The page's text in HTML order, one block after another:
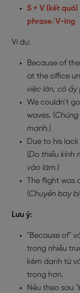
S + V (kết
phrase/V-ing
Ví dụ:
Because of
at the office
việc lớn, cô ấy
We couldn’t
waves. (
mạnh.)
Due to his
(Do thiếu kinh
vào làm.)
The flight
(Chuyến bay
Lưu ý:
"Because of"
trong nhiều
kèm danh từ
trọng hơn.
Nếu theo sau